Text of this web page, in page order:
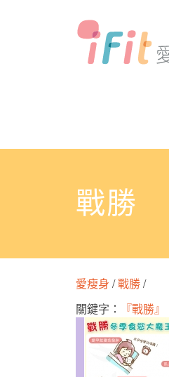
戰勝
愛瘦身 /戰勝/
關鍵字：
『戰勝』